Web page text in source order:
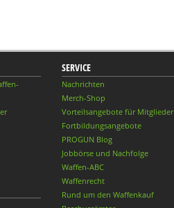
SERVICE
Nachrichten
Merch-Shop
Vorteilsangebote für Mitglieder
Fortbildungsangebote
PROGUN Blog
Jobbörse und Nachfolge
Waffen-ABC
Waffenrecht
Rund um den Waffenkauf